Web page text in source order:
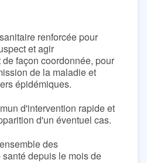
renforcée pour
et agir
façon coordonnée, pour
de la maladie et
épidémiques.
d'intervention rapide et
d'un éventuel cas.
des
depuis le mois de